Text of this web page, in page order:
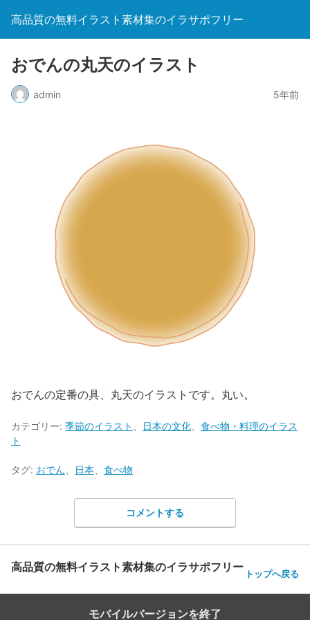
高品質の無料イラスト素材集のイラサポフリー
おでんの丸天のイラスト
admin 5年前
おでんの定番の具、丸天のイラストです。丸い。
カテゴリー: 季節のイラスト 日本の文化
食べ物・料理のイラス
ト
タグ: おでん 日本 食べ物
コメントする
高品質の無料イラスト素材集のイラサポフリー トップへ戻る
モバイルバージョンを終了